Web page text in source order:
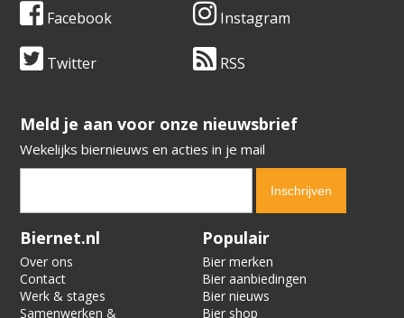
Facebook Instagram
Twitter RSS
​​​​​​​Meld je aan voor onze nieuwsbrief
Wekelijks biernieuws en acties in je mail
Verification code:
Biernet.nl
Over ons
Contact
Werk & stages
Samenwerken &
Populair
Bier merken
Bier aanbiedingen
Bier nieuws
Bier shop